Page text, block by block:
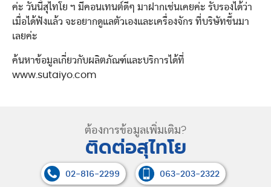
ค่ะ วันนี้สุไทโย ฯ มีคอนเทนต์ดีๆ มาฝากเช่นเคยค่ะ รับรองได้ว่า
เมื่อได้ฟังแล้ว จะอยากดูแลตัวเองและเครื่องจักร ที่บริษัทขึ้นมา
เลยค่ะ
ค้นหาข้อมูลเกี่ยวกับผลิตภัณฑ์และบริการได้ที่
www.sutaiyo.com
ต้องการข้อมูลเพิ่มเติม?
ติดต่อสุไทโย
02-816-2299 063-203-2322